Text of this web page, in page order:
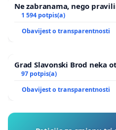
Ne zabranama, nego
1 594 potpis(a)
Obavijest o transparentnosti
Grad Slavonski Brod neka
97 potpis(a)
Obavijest o transparentnosti